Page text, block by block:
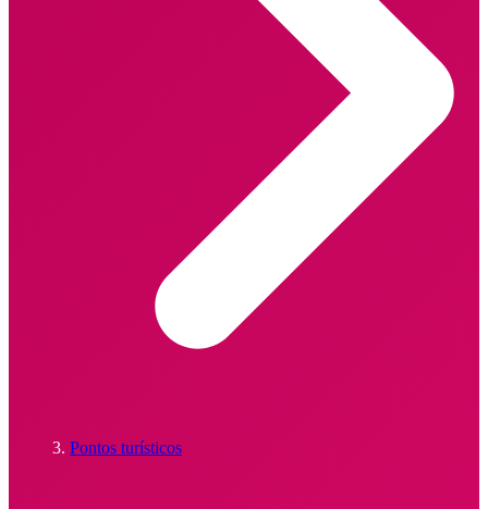
Pontos turísticos